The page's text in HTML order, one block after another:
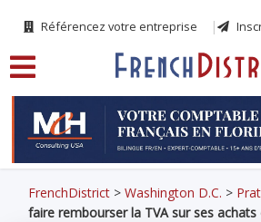
Référencez votre entreprise
FrenchDistrict >Washington D.C. >
faire rembourser la TVA sur ses achats